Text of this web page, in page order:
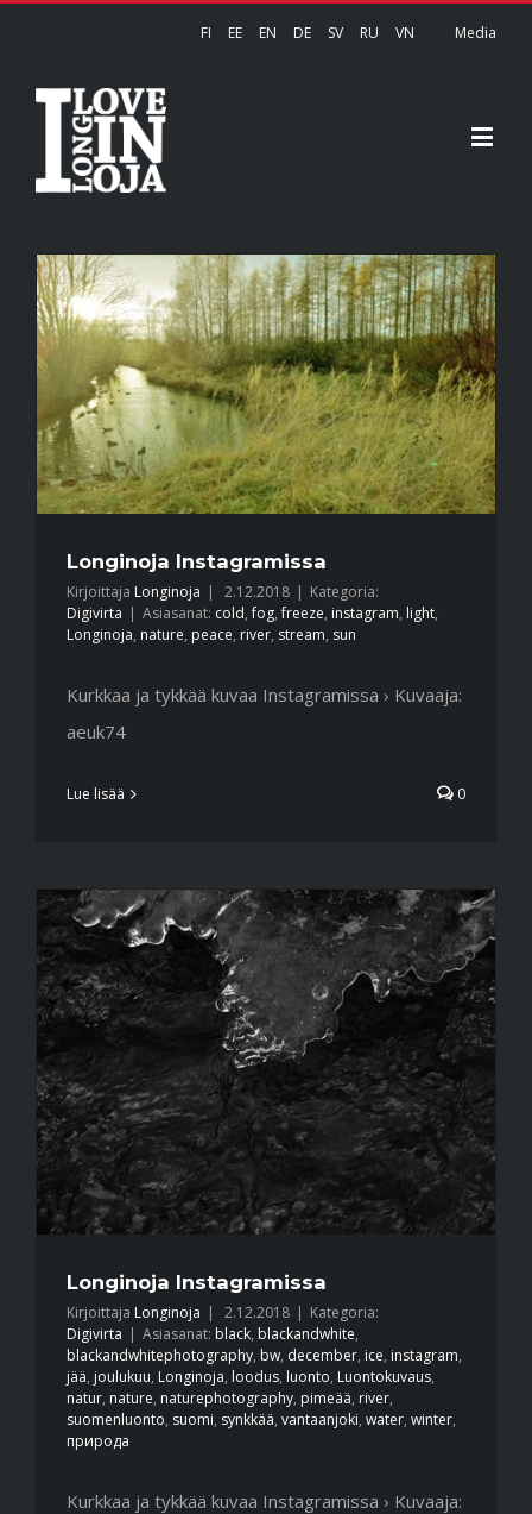
FI EE EN DE SV RU VN Media
Longinoja Instagramissa
Kirjoittaja Longinoja | 2.12.2018 | Kategoria:
Digivirta | Asiasanat: cold,fog,freeze, instagram, light,
Longinoja, nature, peace, river, stream, sun
Kurkkaa ja tykkää kuvaa Instagramissa › Kuvaaja:
aeuk74
Lue lisää 0
Longinoja Instagramissa
Kirjoittaja Longinoja | 2.12.2018 | Kategoria:
Digivirta | Asiasanat: black, blackandwhite,
blackandwhitephotography, bw, december, ice, instagram,
jää, joulukuu, Longinoja, loodus, luonto, Luontokuvaus,
natur, nature, naturephotography, pimeää, river,
suomenluonto, suomi, synkkää, vantaanjoki, water, winter,
природа
Kurkkaa ja tykkää kuvaa Instagramissa › Kuvaaja: